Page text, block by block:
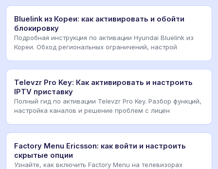
Bluelink из Кореи: как активировать и обойти
блокировку
Подробная инструкция по активации Hyundai Bluelink из
Кореи. Обход региональных ограничений, настрой
Televzr Pro Key: Как активировать и настроить
IPTV приставку
Полный гид по активации Televzr Pro Key. Разбор функций,
настройка каналов и решение проблем с лицен
Factory Menu Ericsson: как войти и настроить
скрытые опции
Узнайте, как включить Factory Menu на телевизорах